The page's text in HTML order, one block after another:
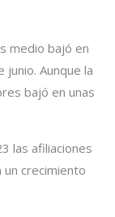
medio bajó en
Aunque la
bajó en unas
las afiliaciones
crecimiento